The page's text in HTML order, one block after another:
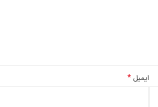
ایمیل *